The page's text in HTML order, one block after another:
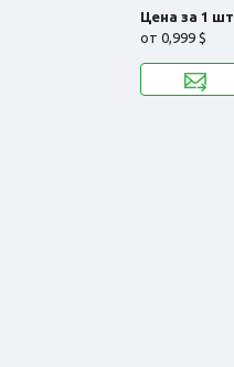
Цена за 1 шт.
от 0,999 $